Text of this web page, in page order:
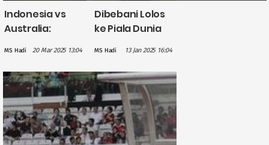
Indonesia vs
Australia:
Bakal Terulang?
MS Hadi 20 Mar 2025 13:04
Dibebani Lolos
ke Piala Dunia
Kluivert: Aku
Suka Tekanan
MS Hadi 13 Jan 2025 16:04